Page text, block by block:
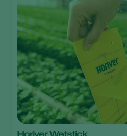
Horiver Wetstick